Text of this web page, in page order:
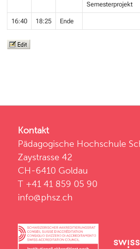
Semesterprojekt
16:40 18:25 Ende
Kontakt
Pädagogische Hochschule
Zaystrasse 42
CH-6410 Goldau
T +41 41 859 05 90
info@phsz.ch